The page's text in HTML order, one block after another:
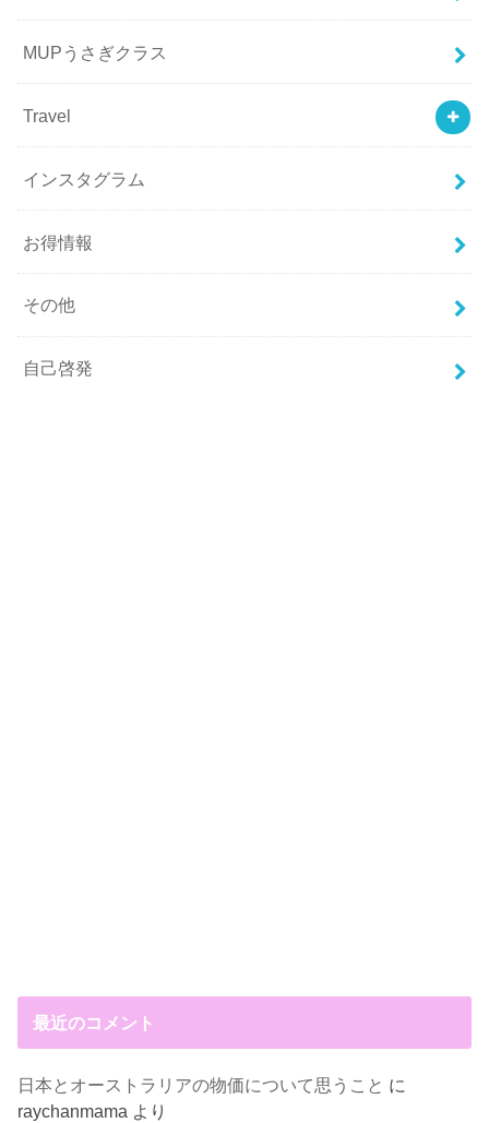
MUPうさぎクラス
Travel
インスタグラム
お得情報
その他
自己啓発
最近のコメント
日本とオーストラリアの物価について思うこと に
raychanmama より